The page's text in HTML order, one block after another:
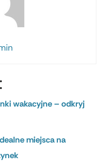
wakacyjne – odkryj
miejsca na